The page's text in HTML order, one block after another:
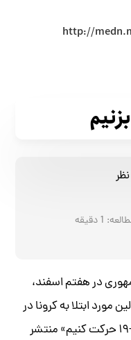
1دقیقه
در هفتم اسفند،
ابتلا به کرونا در
ایران، مطلبی با عنوان «جلوتر از کووید-۱۹ حرکت کنیم» منتشر